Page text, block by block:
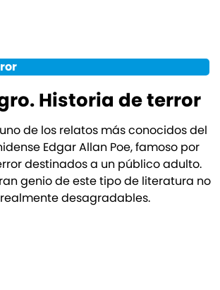
Historia de terror
de los relatos más conocidos del
Edgar Allan Poe, famoso por
destinados a un público adulto.
genio de este tipo de literatura no
desagradables.